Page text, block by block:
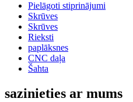
Pielāgoti stiprinājumi
Skrūves
Skrūves
Rieksti
paplāksnes
CNC daļa
Šahta
sazinieties ar mums